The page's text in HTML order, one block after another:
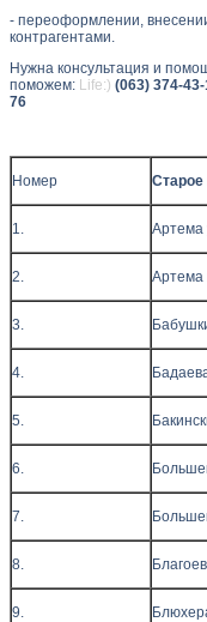
- переоформлении,
контрагентами.
Нужна консультация и
поможем: Life:) (063) 374-
76
Номер Старое
1. Артема
2. Артема
3.
4.
5.
6.
7.
8.
9.